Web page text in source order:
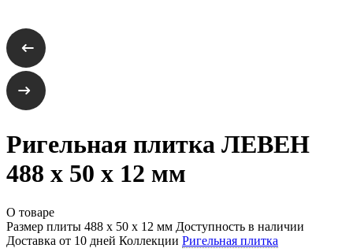
Ригельная плитка ЛЕВЕН
488 x 50 x 12 мм
О товаре
Размер плиты 488 x 50 x 12 мм Доступность в наличии
Доставка от 10 дней Коллекции Ригельная плитка